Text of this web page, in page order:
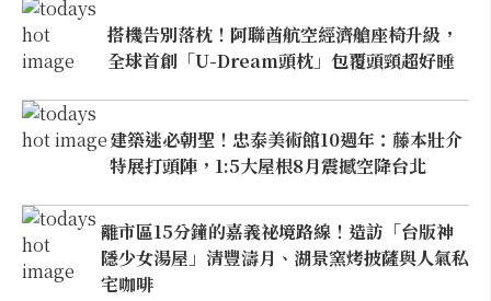
搭機告別落枕！阿聯酋航空經濟艙座椅升級，
全球首創「U-Dream頭枕」包覆頭頸超好睡
建築迷必朝聖！忠泰美術館10週年：藤本壯介
特展打頭陣，1:5大屋根8月震撼空降台北
離市區15分鐘的嘉義祕境路線！造訪「台版神
隱少女湯屋」清豐濤月、湖景窯烤披薩與人氣私
宅咖啡